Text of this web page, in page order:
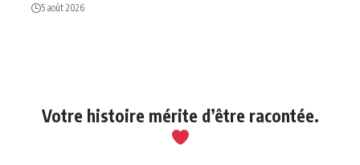
5 août 2026
Votre histoire mérite d’être racontée.